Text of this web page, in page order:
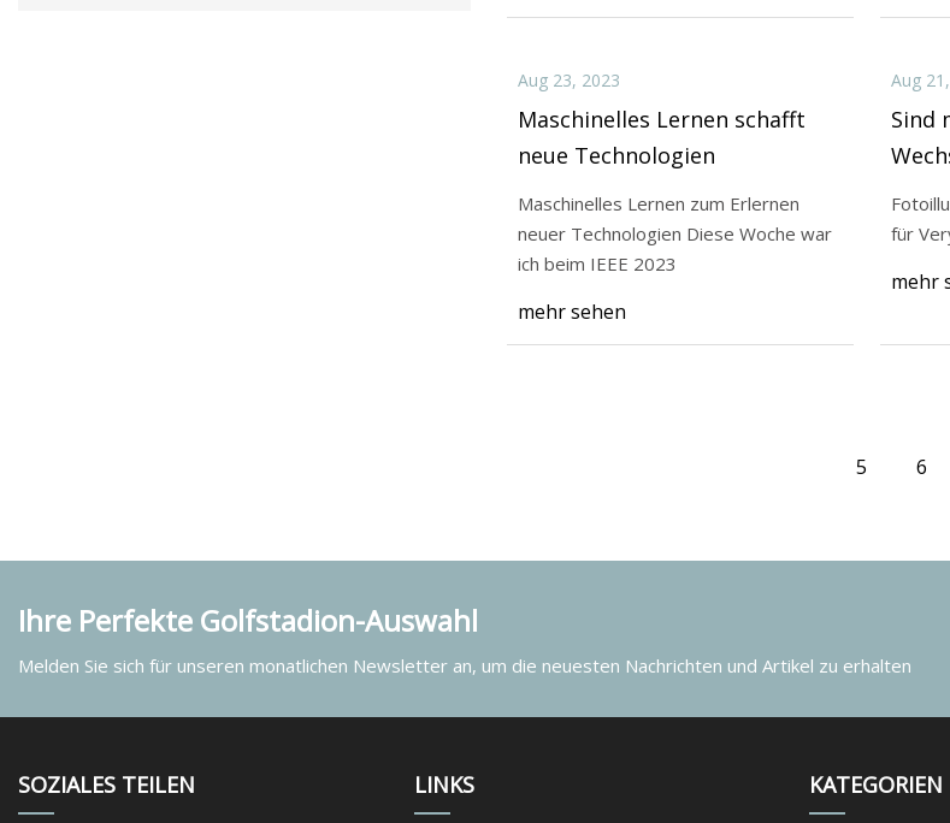
Aug 23, 2023
Maschinelles Lernen schafft
neue Technologien
Maschinelles Lernen zum Erlernen
neuer Technologien Diese Woche war
ich beim IEEE 2023
mehr sehen
Aug
Sind
sicher?
mehr
5 6
Ihre Perfekte Golfstadion-Auswahl
Melden Sie sich für unseren monatlichen Newsletter an, um die neuesten Nachrichten und Artikel zu erhalten
SOZIALES TEILEN LINKS KATEGORIEN